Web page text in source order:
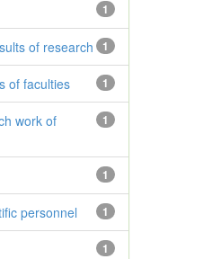
1
1
of research
1
of faculties
1
work of
1
1
personnel
1